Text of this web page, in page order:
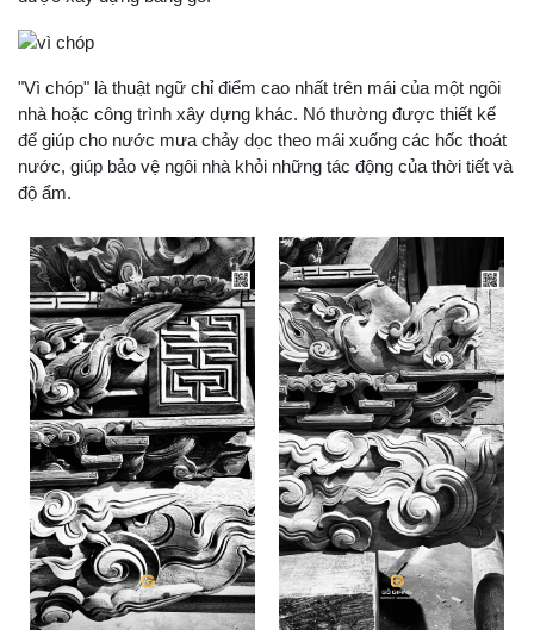
"Vì chóp" là thuật ngữ chỉ điểm cao nhất trên mái của một ngôi
nhà hoặc công trình xây dựng khác. Nó thường được thiết kế
để giúp cho nước mưa chảy dọc theo mái xuống các hốc thoát
nước, giúp bảo vệ ngôi nhà khỏi những tác động của thời tiết và
độ ẩm.